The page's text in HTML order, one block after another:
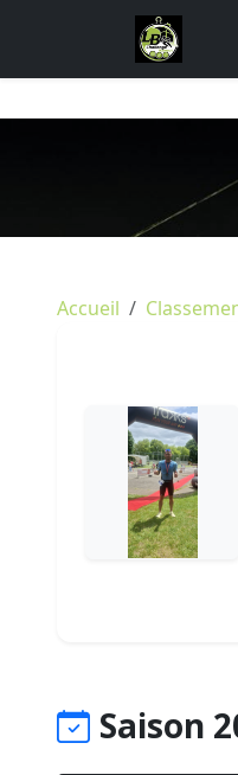
Accueil
Saison